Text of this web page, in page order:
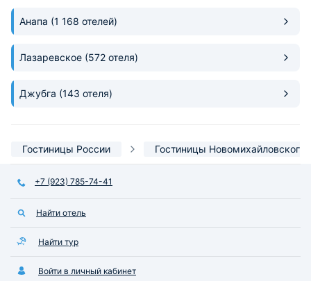
Анапа (1 168 отелей)
Лазаревское (572 отеля)
Джубга (143 отеля)
Гостиницы России Гостиницы Новомихайловского
+7 (923) 785-74-41
Найти отель
Найти тур
Войти в личный кабинет